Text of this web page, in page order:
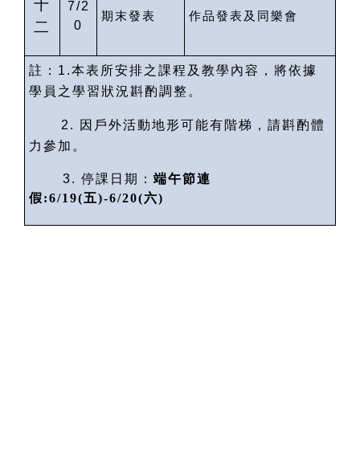
十
二
7/2
0
期末發表 作品發表及同樂會
註： 1.本表所安排之課程及教學內容，將依據
學員之學習狀況斟酌調整。
2.
因戶外活動地形可能有階梯，請斟酌體
力參加。
3. 停課日期： 端午節連
假:6/19(五)-6/20(六)